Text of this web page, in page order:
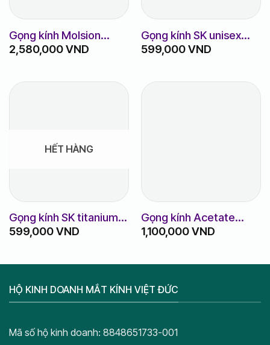
Gọng kính Molsion
MJ3071
2,580,000VND
Gọng kính SK unisex
titanium m8010
599,000VND
HẾT HÀNG
Gọng kính SK titanium
m8010
599,000VND
Gọng kính Acetate
HC8099 hàng chính
1,100,000VND
HỘ KINH DOANH MẮT KÍNH VIỆT ĐỨC
Mã số hộ kinh doanh: 8848651733-001